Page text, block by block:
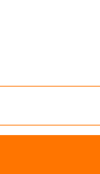
ou
ou groupes